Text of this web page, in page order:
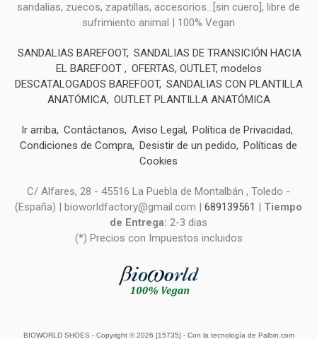
sandalias, zuecos, zapatillas, accesorios...[sin cuero], libre de
sufrimiento animal | 100% Vegan
SANDALIAS BAREFOOT SANDALIAS DE TRANSICIÓN HACIA
EL BAREFOOT
OFERTAS, OUTLET, modelos
DESCATALOGADOS BAREFOOT SANDALIAS CON PLANTILLA
ANATÓMICA OUTLET PLANTILLA ANATÓMICA
Ir arriba Contáctanos Aviso Legal
Política de Privacidad
Condiciones de Compra
Desistir de un pedido
Políticas de
Cookies
C/ Alfares, 28 - 45516 La Puebla de Montalbán , Toledo -
(España) | bioworldfactory@gmail.com | 689139561
Tiempo
de Entrega: 2-3 dias
(*) Precios con Impuestos incluidos
BIOWORLD SHOES - Copyright © 2026 [15735] - Con la tecnología de Palbin.com